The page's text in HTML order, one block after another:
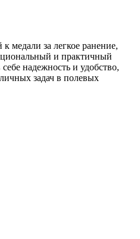
медали за легкое ранение,
и практичный
надежность и удобство,
задач в полевых